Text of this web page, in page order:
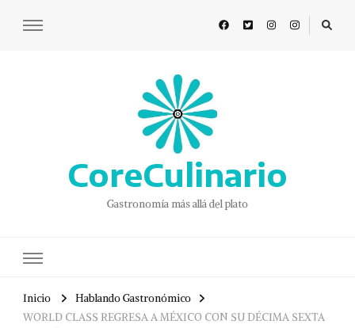
CoreCulinario
Gastronomía más allá del plato
Inicio
Hablando Gastronómico
WORLD CLASS REGRESA A MÉXICO CON SU DÉCIMA SEXTA